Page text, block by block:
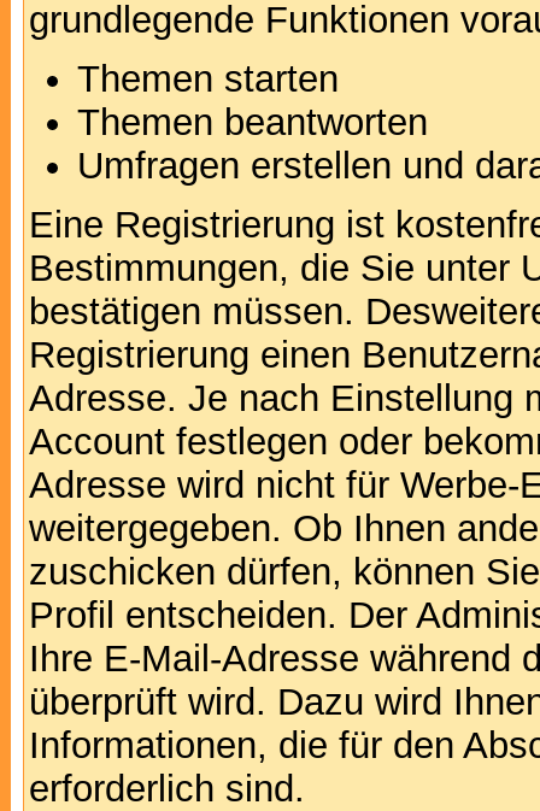
grundlegende Funktionen
Themen starten
Themen beantworten
Umfragen erstellen und
Eine Registrierung ist
Bestimmungen, die Sie unter
bestätigen müssen.
Registrierung einen
Adresse. Je nach Einstellung
Account festlegen oder
Adresse wird nicht für
weitergegeben. Ob Ihnen
zuschicken dürfen, können
Profil entscheiden. Der
Ihre E-Mail-Adresse während
überprüft wird. Dazu wird
Informationen, die für den
erforderlich sind.